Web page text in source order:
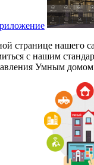
странице нашего
с нашим
Умным